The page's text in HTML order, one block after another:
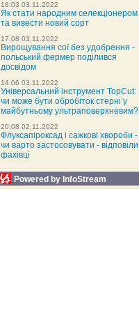
18:03 03.11.2022
Як стати народним селекціонером
та вивести новий сорт
17:08 03.11.2022
Вирощування сої без удобрення -
польський фермер поділився
досвідом
14:06 03.11.2022
Універсальний інструмент TopCut:
чи може бути обробіток стерні у
майбутньому ультраповерхневим?
20:08 02.11.2022
Флуксапіроксад і сажкові хвороби -
чи варто застосовувати - відповіли
фахівці
Powered by InfoStream